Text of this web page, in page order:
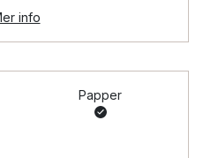
info
Papper